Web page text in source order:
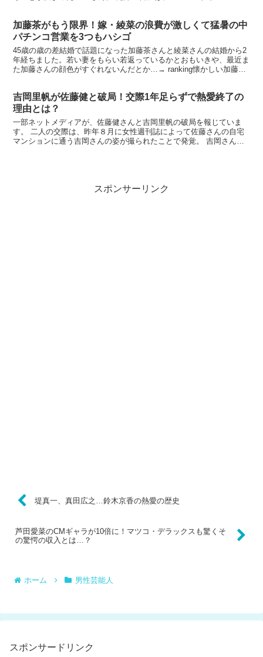
加藤茶がもう限界！嫁・綾菜の浪費が激しくて猛暑の中
パチンコ営業を3つもハシゴ
45歳の歳の差結婚で話題になった加藤茶さんと綾菜さんの結婚から2
年経ちました。若い妻をもらい若返っているかとおもいきや、最近ま
た加藤さんの顔色がすぐれないんだとか…→ ranking懐かしい加藤茶
吉岡里帆が佐藤健と破局！交際1年足らずで熱愛終了の
理由とは？
一部ネットメディアが、佐藤健さんと吉岡里帆の破局を報じていま
す。 二人の交際は、昨年８月に女性週刊誌によって佐藤さんの自宅
マンションに通う吉岡さんの姿が撮られたことで発覚。 吉岡さんは
スポンサーリンク
堤真一、真田広之…鈴木京香の熱愛の歴史
芦田愛菜のCMギャラが10倍に！マツコ・デラックスも驚くそ
の驚愕の収入とは…？
ホーム 男性芸能人
スポンサードリンク